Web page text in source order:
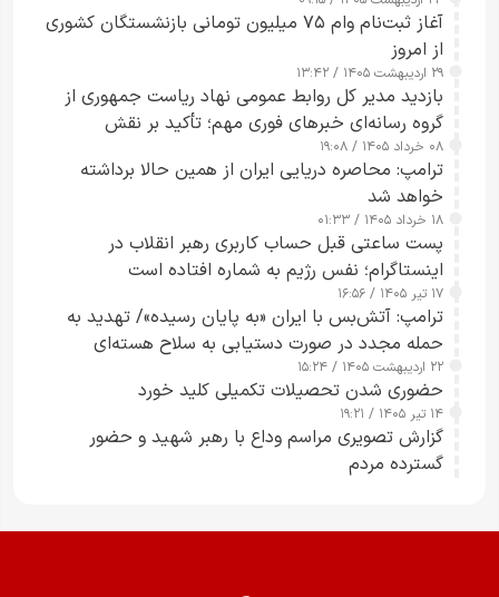
آغاز ثبت‌نام وام ۷۵ میلیون تومانی بازنشستگان کشوری
از امروز
۲۹ اردیبهشت ۱۴۰۵ / ۱۳:۴۲
بازدید مدیر کل روابط عمومی نهاد ریاست جمهوری از
گروه رسانه‌ای خبرهای فوری مهم؛ تأکید بر نقش
رسانه‌های هوشمند و مسئول در ارتقای آگاهی عمومی
۰۸ خرداد ۱۴۰۵ / ۱۹:۰۸
ترامپ: محاصره دریایی ایران از همین حالا برداشته
خواهد شد
۱۸ خرداد ۱۴۰۵ / ۰۱:۳۳
پست ساعتی قبل حساب کاربری رهبر انقلاب در
اینستاگرام؛ نفس رژیم به شماره افتاده است​
۱۷ تیر ۱۴۰۵ / ۱۶:۵۶
ترامپ: آتش‌بس با ایران «به پایان رسیده»/ تهدید به
حمله مجدد در صورت دستیابی به سلاح هسته‌ای
۲۲ اردیبهشت ۱۴۰۵ / ۱۵:۲۴
حضوری شدن تحصیلات تکمیلی کلید خورد
۱۴ تیر ۱۴۰۵ / ۱۹:۲۱
گزارش تصویری مراسم وداع با رهبر شهید و حضور
گسترده مردم